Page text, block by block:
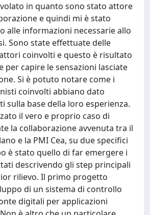
in quanto sono stato attore
e quindi mi è stato
alle informazioni necessarie allo
Sono state effettuate delle
coinvolti e questo è risultato
per capire le sensazioni lasciate
Si è potuto notare come i
coinvolti abbiano dato
sulla base della loro esperienza.
il vero e proprio caso di
la collaborazione avvenuta tra il
e la PMI Cea, su due specifici
è stato quello di far emergere i
descrivendo gli step principali
rilievo. Il primo progetto
di un sistema di controllo
digitali per applicazioni